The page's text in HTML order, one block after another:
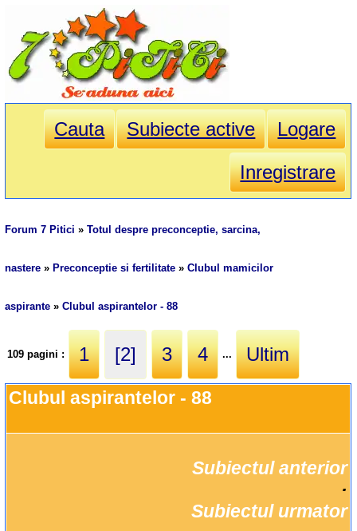
Cauta Subiecte active
Logare
Inregistrare
Forum 7 Pitici »Totul despre preconceptie, sarcina,
nastere » Preconceptie si fertilitate »Clubul mamicilor
aspirante »Clubul aspirantelor - 88
109 pagini : 1 [2] 3 4 ... Ultim
Clubul aspirantelor - 88
Subiectul anterior
Subiectul urmator